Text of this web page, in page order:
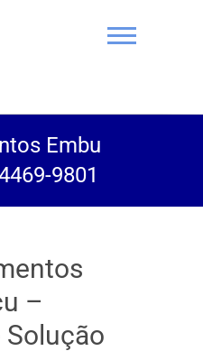
(11) 94469-
9801 |
Desentupidora
Rei do Esgoto
Embu
9801
–
Solução